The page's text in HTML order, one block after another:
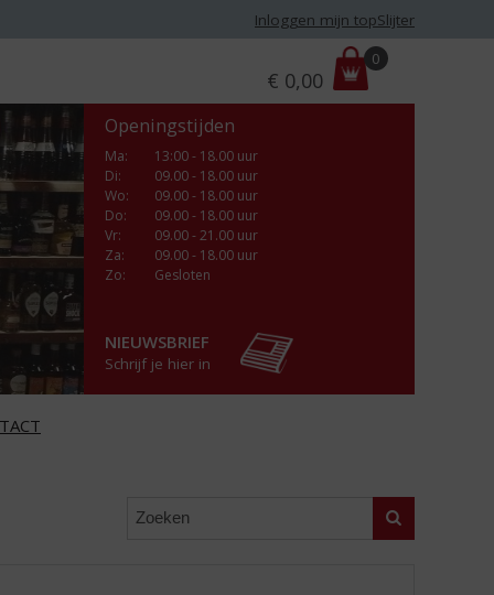
Inloggen mijn topSlijter
r
i
€ 0,00
0
Openingstijden
Ma:
13:00 - 18.00 uur
Di:
09.00 - 18.00 uur
Wo:
09.00 - 18.00 uur
Do:
09.00 - 18.00 uur
Vr:
09.00 - 21.00 uur
Za:
09.00 - 18.00 uur
Zo:
Gesloten
NIEUWSBRIEF
Schrijf je hier in
Zoeken